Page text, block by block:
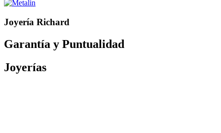
Joyería Richard
Garantía y Puntualidad
Joyerías